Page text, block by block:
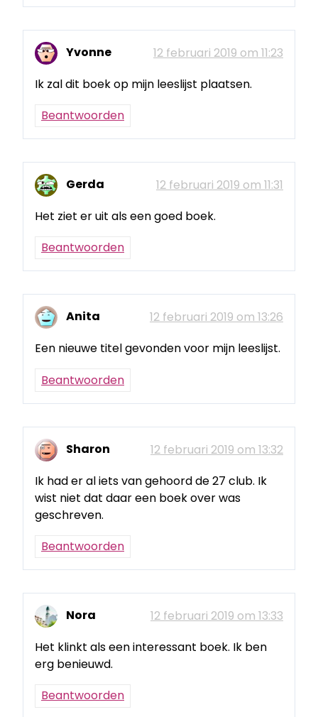
Yvonne
12 februari 2019 om 11:23
Ik zal dit boek op mijn leeslijst plaatsen.
Beantwoorden
Gerda
12 februari 2019 om 11:31
Het ziet er uit als een goed boek.
Beantwoorden
Anita
12 februari 2019 om 13:26
Een nieuwe titel gevonden voor mijn leeslijst.
Beantwoorden
Sharon
12 februari 2019 om 13:32
Ik had er al iets van gehoord de 27 club. Ik
wist niet dat daar een boek over was
geschreven.
Beantwoorden
Nora
12 februari 2019 om 13:33
Het klinkt als een interessant boek. Ik ben
erg benieuwd.
Beantwoorden